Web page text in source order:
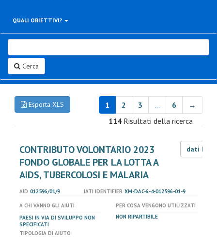
QUALI OBIETTIVI?
Cerca
Esporta XLS 1 2 3 … 6
→
114Risultati della ricerca
CONTRIBUTO VOLONTARIO 2023
FONDO GLOBALE PER LA LOTTA A
AIDS, TUBERCOLOSI E MALARIA
dati LOD
AID 012596/01/9 IATI IDENTIFIER XM-DAC-6-4-012596-01-9
A CHI VANNO GLI AIUTI
PAESI IN VIA DI SVILUPPO NON
SPECIFICATI
PER COSA VENGONO UTILIZZATI
NON RIPARTIBILE
TIPOLOGIA DI AIUTO